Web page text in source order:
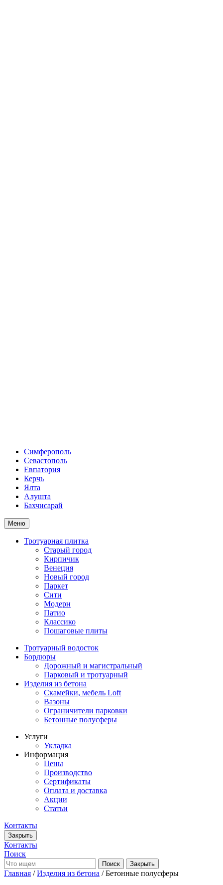
Симферополь
Севастополь
Евпатория
Керчь
Ялта
Алушта
Бахчисарай
Меню
Тротуарная плитка
Старый город
Кирпичик
Венеция
Новый город
Паркет
Сити
Модерн
Патио
Классико
Пошаговые плиты
Тротуарный водосток
Бордюры
Дорожный и магистральный
Парковый и тротуарный
Изделия из бетона
Скамейки, мебель Loft
Вазоны
Ограничители парковки
Бетонные полусферы
Услуги
Укладка
Информация
Цены
Производство
Сертификаты
Оплата и доставка
Акции
Статьи
Контакты
Закрыть
Контакты
Поиск
Закрыть
Главная /Изделия из бетона / Бетонные полусферы